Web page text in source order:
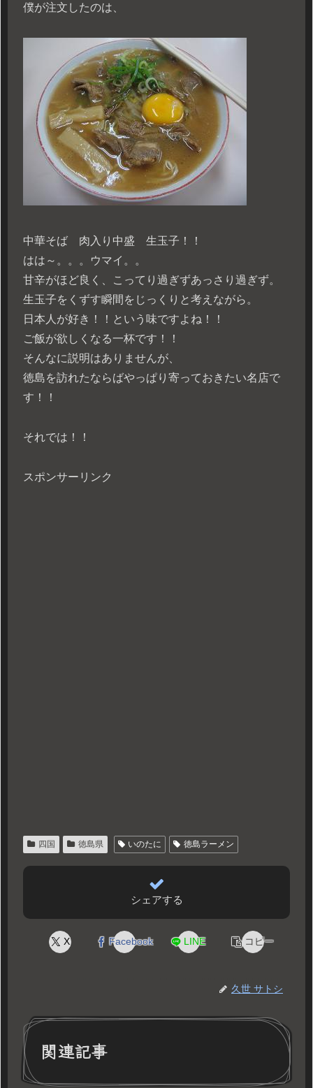
僕が注文したのは、
中華そば 肉入り中盛 生玉子！！
はは～。。。ウマイ。。
甘辛がほど良く、こってり過ぎずあっさり過ぎず。
生玉子をくずす瞬間をじっくりと考えながら。
日本人が好き！！という味ですよね！！
ご飯が欲しくなる一杯です！！
そんなに説明はありませんが、
徳島を訪れたならばやっぱり寄っておきたい名店で
す！！
それでは！！
スポンサーリンク
四国 徳島県 いのたに 徳島ラーメン
シェアする
X Facebook LINE コピー
久世 サトシ
関連記事